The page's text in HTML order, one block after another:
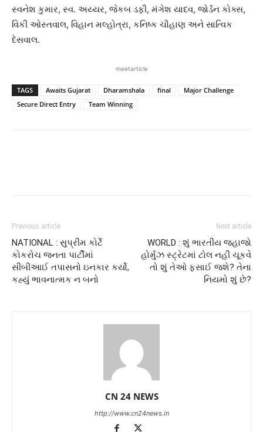
સ્વનેશ કુમાર, સ્વ. અય્યર, જેકબ ડફી, મંગેશ યાદવ, જોર્ડન કોક્સ,
વિકી ઓસ્તવાલ, વિહાન મલ્હોત્રા, કનિષ્ક ચૌહાણ અને સાત્વિક
દેસવાલ.
meetarticle
TAGS Awaits Gujarat Dharamshala final
Major Challenge
Secure Direct Entry
Team Winning
Previous article
NATIONAL : સુપ્રીમ કોર્ટે
કોકરોચ જનતા પાર્ટીમાં
સીબીઆઈ તપાસનો ઇનકાર કર્યો,
કહ્યું ભાવનાત્મક ન બનો
Next article
WORLD : શું ભારતીય જહાજો
હોર્મુઝ સ્ટ્રેટમાં ટોલ નહીં ચૂકવે
તો શું તેઓ ફસાઈ જશે? તેના
નિયમો શું છે?
CN 24 NEWS
http://www.cn24news.in